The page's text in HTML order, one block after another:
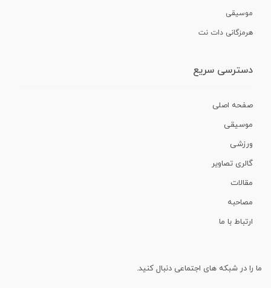
موسیقی
هرمزگانی دات نت
دسترسی سریع
صفحه اصلی
موسیقی
ورزشی
گالری تصاویر
مقالات
مصاحبه
ارتباط با ما
ما را در شبکه های اجتماعی دنبال کنید.